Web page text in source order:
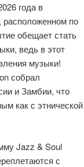
года в
по
обещает стать
ведь в этот
музыки!
собрал
и Замбии, что
как с этнической
Jazz & Soul
с